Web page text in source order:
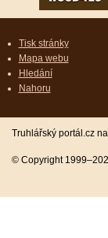
Tisk stránky
Mapa webu
Hledání
Nahoru
Truhlářský portál.cz
© Copyright